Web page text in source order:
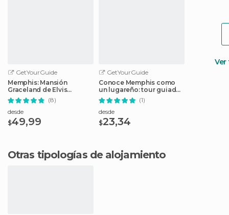
GetYourGuide
Memphis: Mansión
Graceland de Elvis
Experience Tour
(8)
desde
$49,99
GetYourGuide
Conoce Memphis como
un lugareño: tour guiado
a pie
(1)
desde
$23,34
Otras tipologías de alojamiento